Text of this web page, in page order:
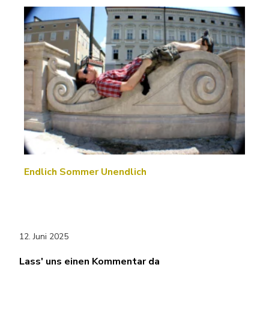
Endlich Sommer Unendlich
12. Juni 2025
Lass' uns einen Kommentar da